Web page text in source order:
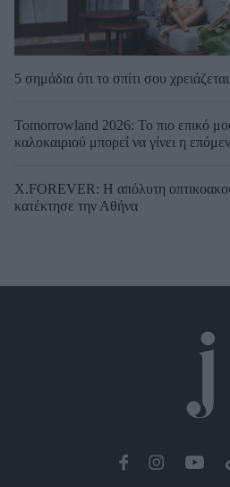
5 σημάδια ότι το σπίτι σου
Tomorrowland 2026: Το πιο επικό
καλοκαιριού μπορεί να γίνει η
X.FOREVER: Η απόλυτη
κατέκτησε την Αθήνα